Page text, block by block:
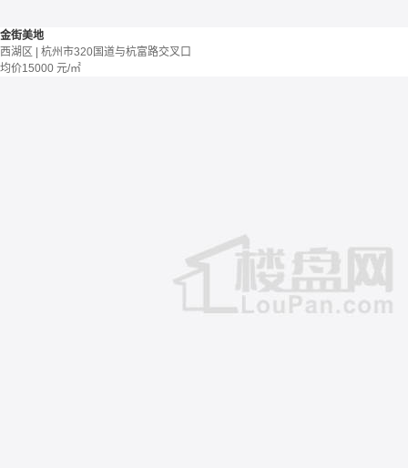
金街美地
西湖区 | 杭州市320国道与杭富路交叉口
均价15000 元/㎡